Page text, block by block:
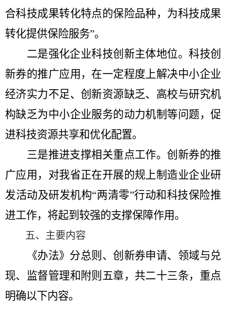
合科技成果转化特点的保险品种，为科技成果
转化提供保险服务”。
二是强化企业科技创新主体地位。科技创
新券的推广应用，在一定程度上解决中小企业
经济实力不足、创新资源缺乏、高校与研究机
构缺乏为中小企业服务的动力机制等问题，促
进科技资源共享和优化配置。
三是推进支撑相关重点工作。创新券的推
广应用，对我省正在开展的规上制造业企业研
发活动及研发机构“两清零”行动和科技保险推
进工作，将起到较强的支撑保障作用。
五、主要内容
《办法》分总则、创新券申请、领域与兑
现、监督管理和附则五章，共二十三条，重点
明确以下内容。